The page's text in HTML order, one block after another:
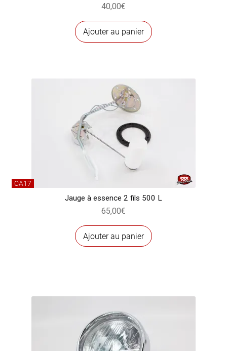
40,00€
Ajouter au panier
CA17
Jauge à essence 2 fils 500 L
65,00€
Ajouter au panier